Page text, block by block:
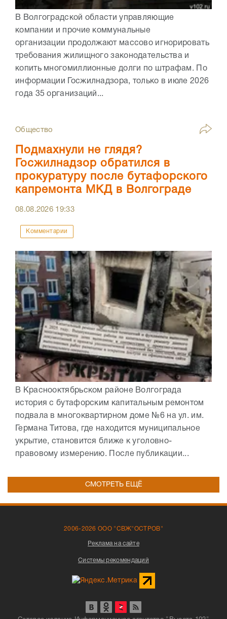
В Волгоградской области управляющие
компании и прочие коммунальные
организации продолжают массово игнорировать
требования жилищного законодательства и
копить многомиллионные долги по штрафам. По
информации Госжилнадзора, только в июле 2026
года 35 организаций...
Общество
Подмахнули не глядя?
Госжилнадзор обратился в
прокуратуру после бутафорского
капремонта МКД в Волгограде
08.08.2026 19:33
Комментарии
В Краснооктябрьском районе Волгограда
история с бутафорским капитальным ремонтом
подвала в многоквартирном доме №6 на ул. им.
Германа Титова, где находится муниципальное
укрытие, становится ближе к уголовно-
правовому измерению. После публикации...
СМОТРЕТЬ ЕЩЁ
2006-2026 ООО "СВЖ"ОСТРОВ"
Реклама на сайте
Системы рекомендаций